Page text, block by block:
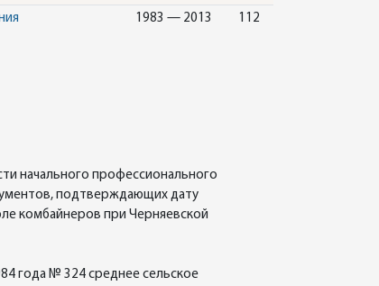
1983 — 2013 112
начального профессионального
подтверждающих дату
комбайнеров при Черняевской
года № 324 среднее сельское